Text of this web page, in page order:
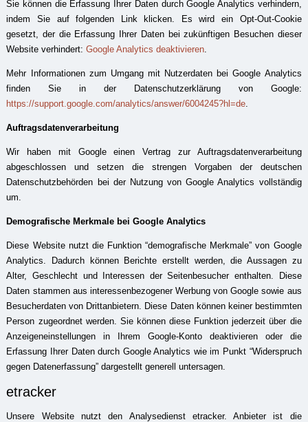
Sie können die Erfassung Ihrer Daten durch Google Analytics verhindern,
indem Sie auf folgenden Link klicken. Es wird ein Opt-Out-Cookie
gesetzt, der die Erfassung Ihrer Daten bei zukünftigen Besuchen dieser
Website verhindert:Google Analytics deaktivieren
Mehr Informationen zum Umgang mit Nutzerdaten bei Google Analytics
finden Sie in der Datenschutzerklärung von Google:
https://support.google.com/analytics/answer/6004245?hl=de
Auftragsdatenverarbeitung
Wir haben mit Google einen Vertrag zur Auftragsdatenverarbeitung
abgeschlossen und setzen die strengen Vorgaben der deutschen
Datenschutzbehörden bei der Nutzung von Google Analytics vollständig
um.
Demografische Merkmale bei Google Analytics
Diese Website nutzt die Funktion “demografische Merkmale” von Google
Analytics. Dadurch können Berichte erstellt werden, die Aussagen zu
Alter, Geschlecht und Interessen der Seitenbesucher enthalten. Diese
Daten stammen aus interessenbezogener Werbung von Google sowie aus
Besucherdaten von Drittanbietern. Diese Daten können keiner bestimmten
Person zugeordnet werden. Sie können diese Funktion jederzeit über die
Anzeigeneinstellungen in Ihrem Google-Konto deaktivieren oder die
Erfassung Ihrer Daten durch Google Analytics wie im Punkt “Widerspruch
gegen Datenerfassung” dargestellt generell untersagen.
etracker
Unsere Website nutzt den Analysedienst etracker. Anbieter ist die